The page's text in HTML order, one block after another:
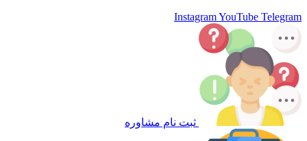
InstagramYouTube Telegram
ثبت نام مشاوره